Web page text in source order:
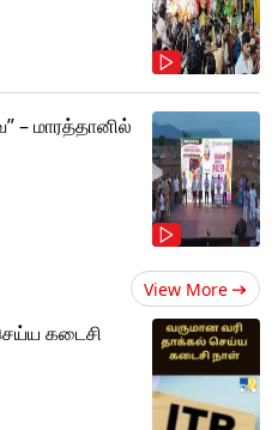
மாரத்தானில்
View More
கடைசி